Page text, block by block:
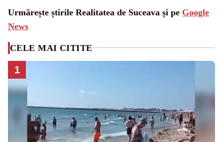
Urmărește știrile Realitatea de Suceava și pe Google
News
CELE MAI CITITE
1